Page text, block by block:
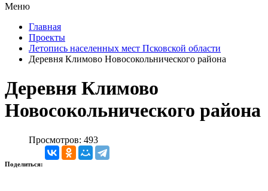
Меню
Главная
Проекты
Летопись населенных мест Псковской области
Деревня Климово Новосокольнического района
Деревня Климово
Новосокольнического района
Просмотров: 493
Поделиться: